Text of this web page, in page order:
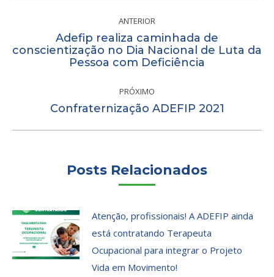
post:
ANTERIOR
Post
anterior:
Adefip realiza caminhada de
conscientização no Dia Nacional de Luta da
Pessoa com Deficiência
PRÓXIMO
Próximo
Confraternização ADEFIP 2021
Posts Relacionados
Atenção, profissionais! A ADEFIP ainda
está contratando Terapeuta
Ocupacional para integrar o Projeto
Vida em Movimento!